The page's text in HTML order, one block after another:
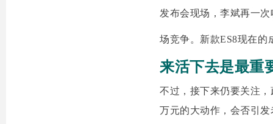
发布会现场，李斌再一
场竞争。新款ES8现在的
来活下去是最重
不过，接下来仍要关注
万元的大动作，会否引